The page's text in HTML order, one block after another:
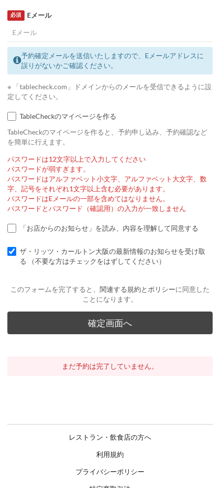
Eメール
必須
予約確定メールを送信いたしますので、Eメールアドレスに
誤りがないかご確認ください。
※ 「tablecheck.com」ドメインからのメールを受信できるように設
定してください。
TableCheckのマイページを作る
TableCheckのマイページを作ると、予約申し込み、予約確認など
を簡単に行えます。
パスワードは12文字以上で入力してください
パスワードが弱すぎます。
パスワードはアルファベット小文字、アルファベット大文字、数
字、記号をそれぞれ1文字以上含む必要があります。
パスワードはEメールの一部を含めてはなりません。
パスワードとパスワード（確認用）の入力が一致しません
「お店からのお知らせ」を読み、内容を理解して同意する
ザ・リッツ・カールトン大阪の最新情報のお知らせを受け取
る （不要な方はチェックをはずしてください）
このフォームを完了すると、 関連する規約とポリシーに同意した
ことになります。
まだ予約は完了していません。
レストラン・飲食店の方へ
利用規約
プライバシーポリシー